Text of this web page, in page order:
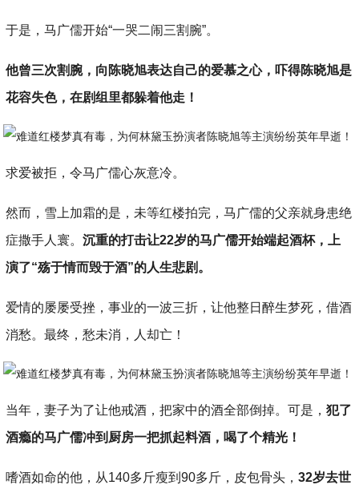
于是，马广儒开始“一哭二闹三割腕”。
他曾三次割腕，向陈晓旭表达自己的爱慕之心，吓得陈晓旭是
花容失色，在剧组里都躲着他走！
求爱被拒，令马广儒心灰意冷。
然而，雪上加霜的是，未等红楼拍完，马广儒的父亲就身患绝
症撒手人寰。沉重的打击让22岁的马广儒开始端起酒杯，上
演了“殇于情而毁于酒”的人生悲剧。
爱情的屡屡受挫，事业的一波三折，让他整日醉生梦死，借酒
消愁。最终，愁未消，人却亡！
当年，妻子为了让他戒酒，把家中的酒全部倒掉。可是，犯了
酒瘾的马广儒冲到厨房一把抓起料酒，喝了个精光！
嗜酒如命的他，从140多斤瘦到90多斤，皮包骨头，32岁去世